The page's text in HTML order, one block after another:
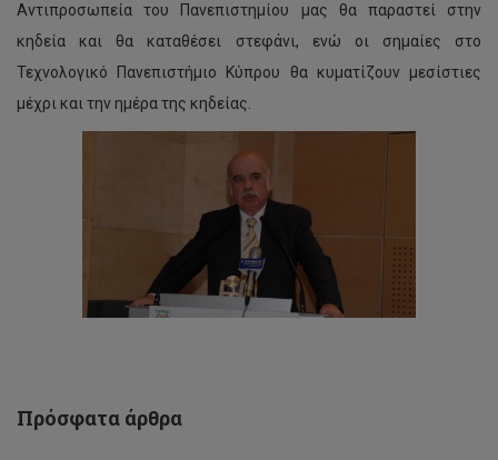
Αντιπροσωπεία του Πανεπιστημίου μας θα παραστεί στην
κηδεία και θα καταθέσει στεφάνι, ενώ οι σημαίες στο
Τεχνολογικό Πανεπιστήμιο Κύπρου θα κυματίζουν μεσίστιες
μέχρι και την ημέρα της κηδείας.
Πρόσφατα άρθρα
Αντιπρύτανη
Ακαδημαϊκών
Υποθέσεων
στην
Τελετή
Βράβευσης
του
Δήμου